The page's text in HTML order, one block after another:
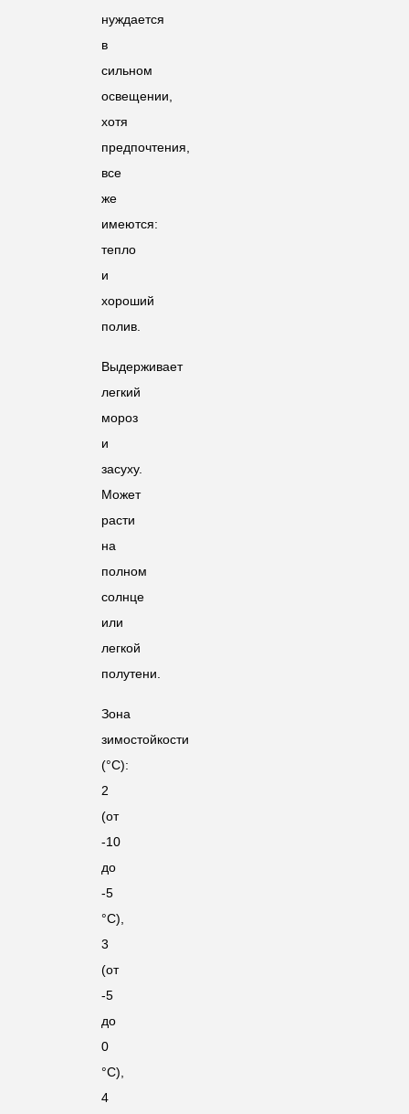
нуждается
в
сильном
освещении,
хотя
предпочтения,
все
же
имеются:
тепло
и
хороший
полив.
Выдерживает
легкий
мороз
и
засуху.
Может
расти
на
полном
солнце
или
легкой
полутени.
Зона
зимостойкости
(°C):
2
(от
-10
до
-5
°C),
3
(от
-5
до
0
°C),
4